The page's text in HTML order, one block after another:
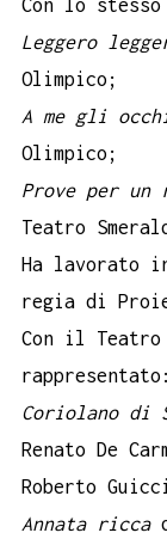
Con lo
Leggero
Olimpico;
A me gli
Olimpico;
Prove per
Teatro
Ha lavorato
regia di
Con il Teatro
rappresentato:
Coriolano di
Renato De
Roberto
Annata ricca